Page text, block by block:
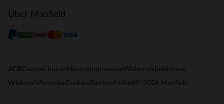
Über Manfield
AGB Datenschutzerklärung Impressum Widerrufsbelehrung
WiderrufsformularCookies Barrierefreiheit © 2026 Manfield